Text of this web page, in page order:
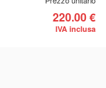
220.00 €
IVA inclusa